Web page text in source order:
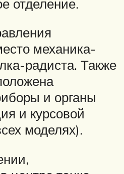
отделение.
механика-
радиста. Также
и органы
и курсовой
моделях).